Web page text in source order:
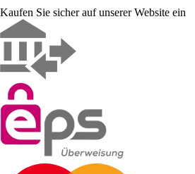
Kaufen Sie sicher auf unserer Website ein